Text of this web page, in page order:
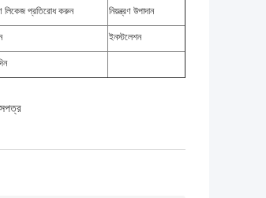
লিকেজ প্রতিরোধ করুন নিয়ন্ত্রণ উপাদান
ইনস্টলেশন